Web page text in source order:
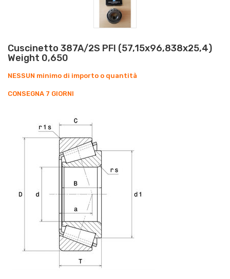
Cuscinetto 387A/2S PFI (57,15x96,838x25,4)
Weight 0,650
NESSUN minimo di importo o quantità
CONSEGNA 7 GIORNI